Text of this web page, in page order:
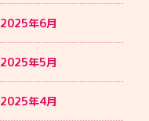
2025年6月
2025年5月
2025年4月